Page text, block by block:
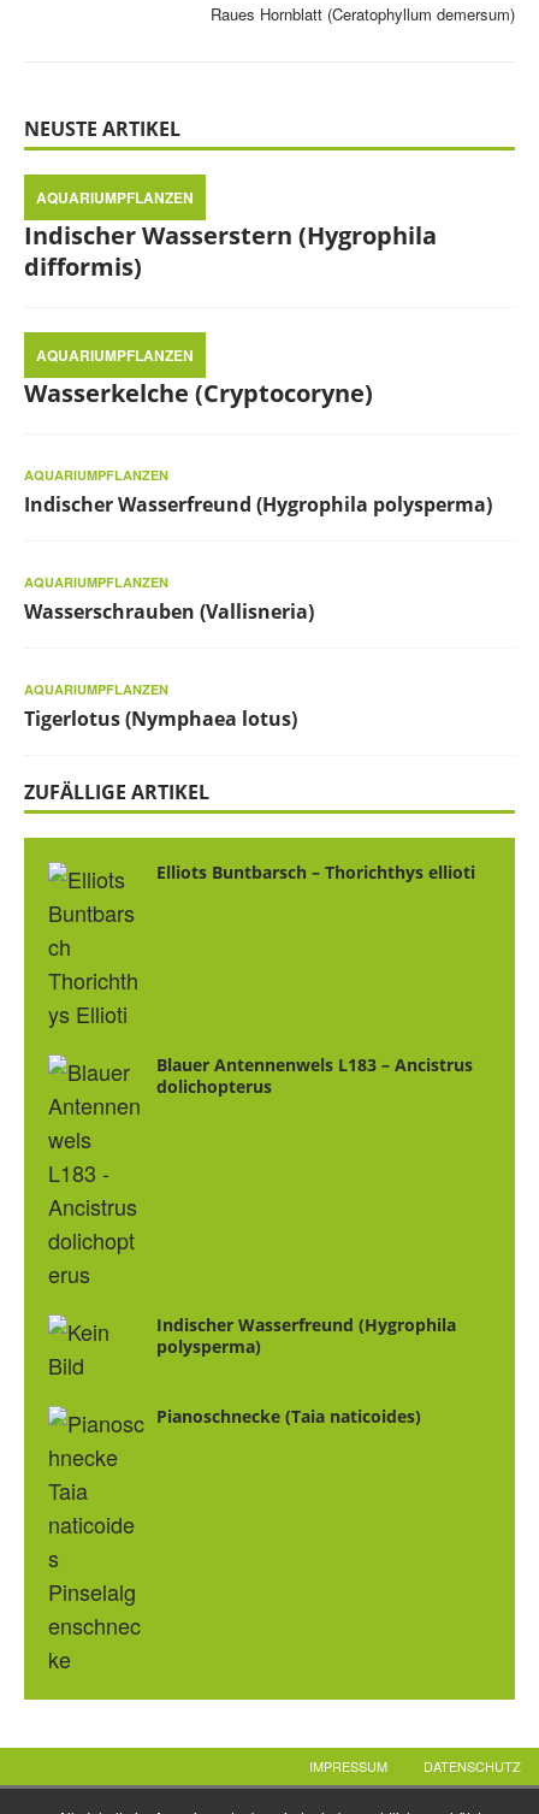
Raues Hornblatt (Ceratophyllum demersum)
NEUSTE ARTIKEL
Indischer Wasserstern (Hygrophila
difformis)
AQUARIUMPFLANZEN
Wasserkelche (Cryptocoryne)
AQUARIUMPFLANZEN
AQUARIUMPFLANZEN
Indischer Wasserfreund (Hygrophila polysperma)
AQUARIUMPFLANZEN
Wasserschrauben (Vallisneria)
AQUARIUMPFLANZEN
Tigerlotus (Nymphaea lotus)
ZUFÄLLIGE ARTIKEL
Elliots Buntbarsch – Thorichthys ellioti
Blauer Antennenwels L183 – Ancistrus
dolichopterus
Indischer Wasserfreund (Hygrophila
polysperma)
Pianoschnecke (Taia naticoides)
IMPRESSUM DATENSCHUTZ